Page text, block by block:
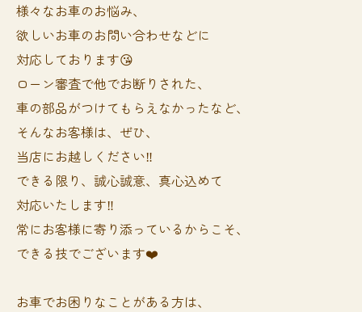
様々なお車のお悩み、
欲しいお車のお問い合わせなどに
対応しております😘
ローン審査で他でお断りされた、
車の部品がつけてもらえなかったなど、
そんなお客様は、ぜひ、
当店にお越しください‼️
できる限り、誠心誠意、真心込めて
対応いたします‼️
常にお客様に寄り添っているからこそ、
できる技でございます❤️
お車でお困りなことがある方は、